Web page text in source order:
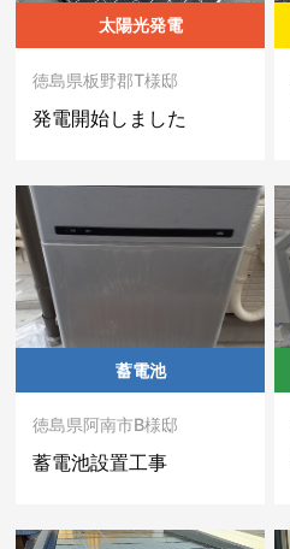
太陽光発電
徳島県板野郡T様邸
発電開始しました
蓄電池
徳島県阿南市B様邸
蓄電池設置工事